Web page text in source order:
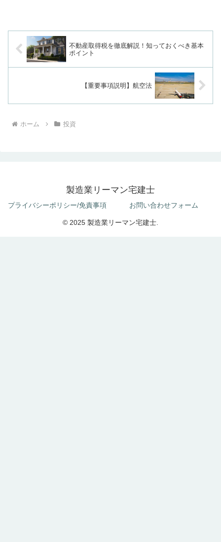
不動産取得税を徹底解説！知っておくべき基本
ポイント
【重要事項説明】航空法
ホーム 投資
製造業リーマン宅建士
プライバシーポリシー/免責事項 お問い合わせフォーム
© 2025 製造業リーマン宅建士.